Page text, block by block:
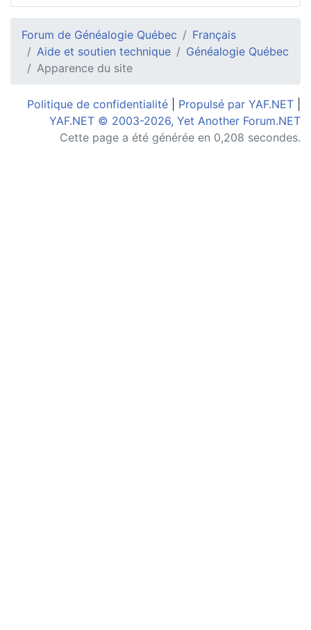
Forum de Généalogie Québec
Français
Aide et soutien technique
Généalogie Québec
Apparence du site
Politique de confidentialité Propulsé par YAF.NET
YAF.NET © 2003-2026, Yet Another Forum.NET
Cette page a été générée en 0,208 secondes.